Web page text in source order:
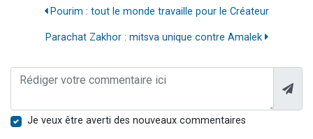
Pourim : tout le monde travaille pour le Créateur
Parachat Zakhor : mitsva unique contre Amalek
Je veux être averti des nouveaux commentaires